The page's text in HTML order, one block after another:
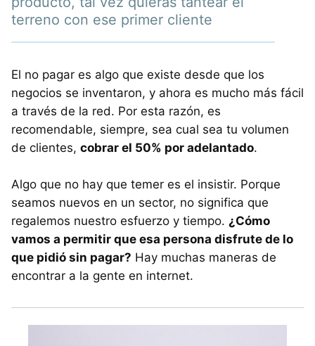
terreno con ese primer cliente
El no pagar es algo que existe desde que los
negocios se inventaron, y ahora es mucho más fácil
a través de la red. Por esta razón, es
recomendable, siempre, sea cual sea tu volumen
de clientes, cobrar el 50% por adelantado.
Algo que no hay que temer es el insistir. Porque
seamos nuevos en un sector, no significa que
regalemos nuestro esfuerzo y tiempo. ¿Cómo
vamos a permitir que esa persona disfrute de lo
que pidió sin pagar? Hay muchas maneras de
encontrar a la gente en internet.